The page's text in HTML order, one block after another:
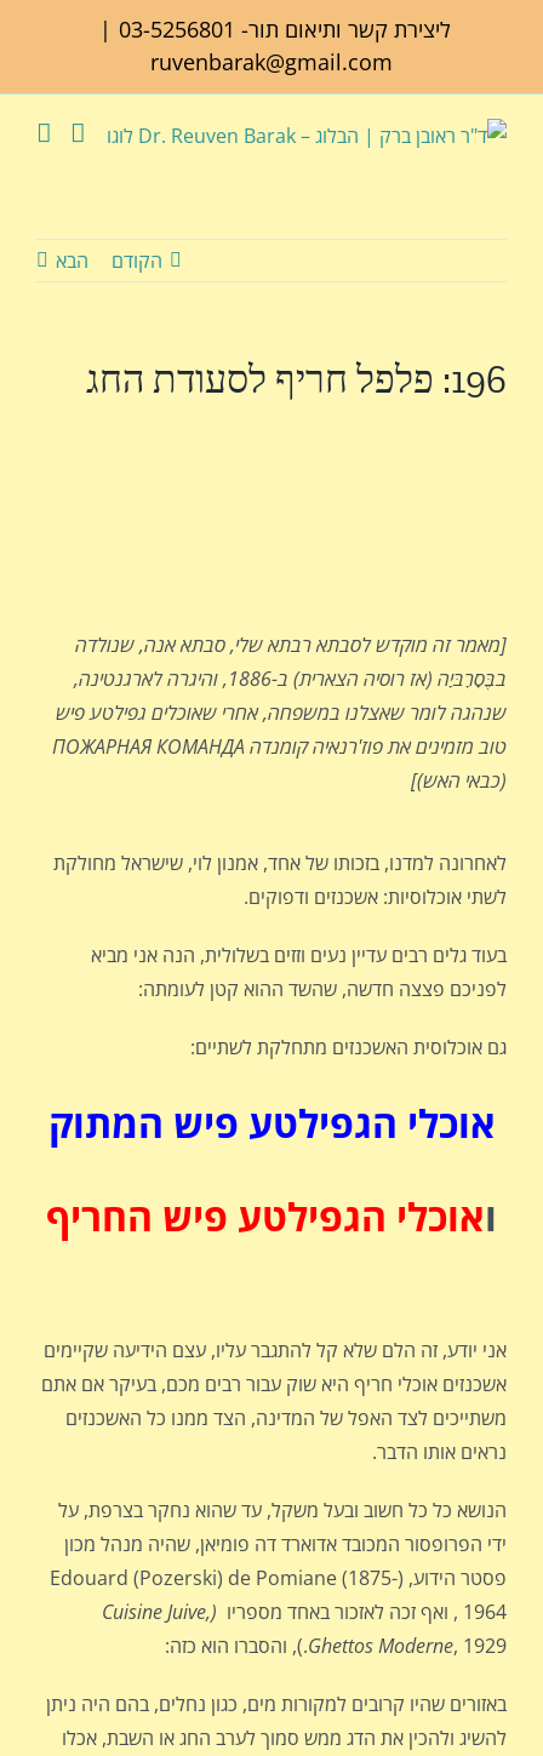
ליצירת קשר ותיאום תור- 03-5256801
|
ruvenbarak@gmail.com
הקודם הבא
196: פלפל חריף לסעודת החג
[מאמר זה מוקדש לסבתא רבתא שלי, סבתא אנה, שנולדה
בבֶּ‏‏‏סָ‏רָ‏בּ‏יָ‏ה (אז רוסיה הצארית) ב-
1886, והיגרה לארגנטינה,
שנהגה לומר שאצלנו במשפחה, אחרי שאוכלים גפילטע פיש
טוב מזמינים את פוז'רנאיה קומנדה ПОЖАРНАЯ КОМАНДА
(כבאי האש)]
לאחרונה למדנו, בזכותו של אחד, אמנון לוי, שישראל מחולקת
לשתי אוכלוסיות: אשכנזים ודפוקים.
בעוד גלים רבים עדיין נעים וזזים בשלולית, הנה אני מביא
לפניכם פצצה חדשה, שהשד ההוא קטן לעומתה:
גם אוכלוסית האשכנזים מתחלקת לשתיים:
אוכלי הגפילטע פיש המתוק
ואוכלי הגפילטע פיש החריף
אני יודע, זה הלם שלא קל להתגבר עליו, עצם הידיעה שקיימים
אשכנזים אוכלי חריף היא שוק עבור רבים מכם, בעיקר אם אתם
משתייכים לצד האפל של המדינה, הצד ממנו כל האשכנזים
נראים אותו הדבר.
הנושא כל כל חשוב ובעל משקל, עד שהוא נחקר בצרפת, על
ידי הפרופסור המכובד אדוארד דה פומיאן, שהיה מנהל מכון
פסטר הידוע, (Edouard (Pozerski) de Pomiane (1875-
1964 , ואף זכה לאזכור באחד מספריו
(Cuisine Juive,
Ghettos Moderne, 1929.), והסברו הוא כזה:
באזורים שהיו קרובים למקורות מים, כגון נחלים, בהם היה ניתן
להשיג ולהכין את הדג ממש סמוך לערב החג או השבת, אכלו